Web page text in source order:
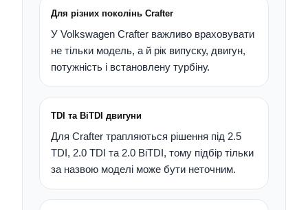
Для різних поколінь Crafter
У Volkswagen Crafter важливо враховувати
не тільки модель, а й рік випуску, двигун,
потужність і встановлену турбіну.
TDI та BiTDI двигуни
Для Crafter трапляються рішення під 2.5
TDI, 2.0 TDI та 2.0 BiTDI, тому підбір тільки
за назвою моделі може бути неточним.